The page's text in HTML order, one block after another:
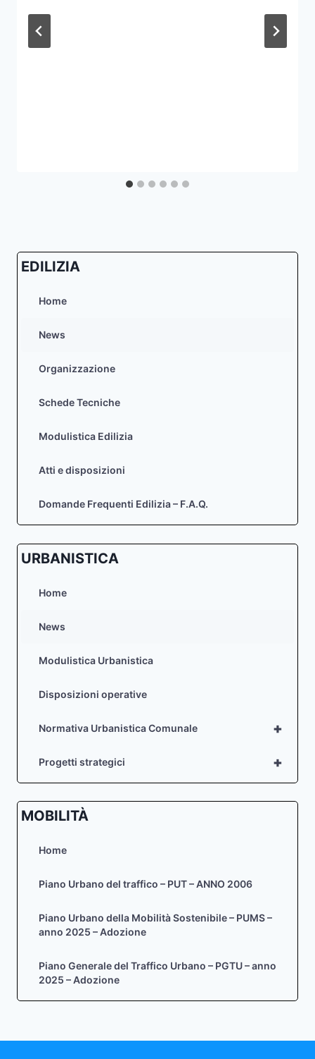
EDILIZIA
Home
News
Organizzazione
Schede Tecniche
Modulistica Edilizia
Atti e disposizioni
Domande Frequenti Edilizia – F.A.Q.
URBANISTICA
Home
News
Modulistica Urbanistica
Disposizioni operative
+
Normativa Urbanistica Comunale
+
Progetti strategici
MOBILITÀ
Home
Piano Urbano del traffico – PUT – ANNO 2006
Piano Urbano della Mobilità Sostenibile – PUMS –
anno 2025 – Adozione
Piano Generale del Traffico Urbano – PGTU – anno
2025 – Adozione